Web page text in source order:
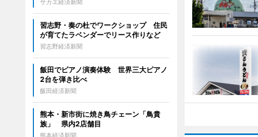
サカエ経済新聞
習志野・奏の杜でワークショップ 住民
が育てたラベンダーでリース作りなど
習志野経済新聞
飯田でピアノ演奏体験 世界三大ピアノ
2台を弾き比べ
飯田経済新聞
熊本・新市街に焼き鳥チェーン「鳥貴
族」 県内2店舗目
熊本経済新聞